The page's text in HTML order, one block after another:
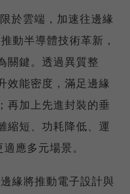
於雲端，加速往邊緣
動半導體技術革新，
關鍵。透過異質整
效能密度，滿足邊緣
再加上先進封裝的垂
縮短、功耗降低、運
應多元場景。
緣將推動電子設計與